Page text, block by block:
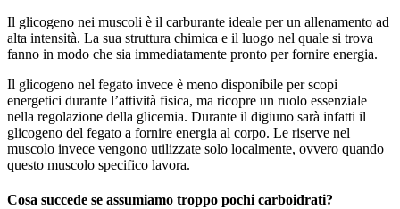
Il glicogeno nei muscoli è il carburante ideale per un allenamento ad
alta intensità. La sua struttura chimica e il luogo nel quale si trova
fanno in modo che sia immediatamente pronto per fornire energia.
Il glicogeno nel fegato invece è meno disponibile per scopi
energetici durante l’attività fisica, ma ricopre un ruolo essenziale
nella regolazione della glicemia. Durante il digiuno sarà infatti il
glicogeno del fegato a fornire energia al corpo. Le riserve nel
muscolo invece vengono utilizzate solo localmente, ovvero quando
questo muscolo specifico lavora.
Cosa succede se assumiamo troppo pochi carboidrati?